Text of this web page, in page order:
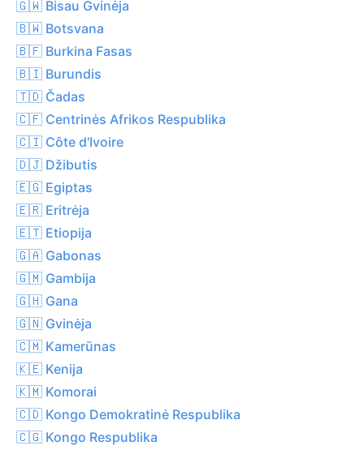
🇬🇼 Bisau Gvinėja
🇧🇼 Botsvana
🇧🇫 Burkina Fasas
🇧🇮 Burundis
🇹🇩 Čadas
🇨🇫 Centrinės Afrikos Respublika
🇨🇮 Côte d'Ivoire
🇩🇯 Džibutis
🇪🇬 Egiptas
🇪🇷 Eritrėja
🇪🇹 Etiopija
🇬🇦 Gabonas
🇬🇲 Gambija
🇬🇭 Gana
🇬🇳 Gvinėja
🇨🇲 Kamerūnas
🇰🇪 Kenija
🇰🇲 Komorai
🇨🇩 Kongo Demokratinė Respublika
🇨🇬 Kongo Respublika